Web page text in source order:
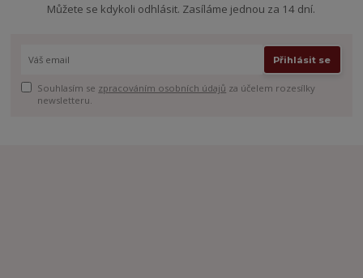
Můžete se kdykoli odhlásit. Zasíláme jednou za 14 dní.
Přihlásit se
Souhlasím se zpracováním osobních údajů za účelem rozesílky
newsletteru.